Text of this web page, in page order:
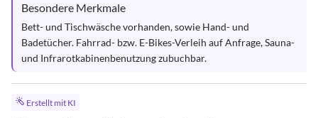
Besondere Merkmale
Bett- und Tischwäsche vorhanden, sowie Hand- und
Badetücher. Fahrrad- bzw. E-Bikes-Verleih auf Anfrage, Sauna-
und Infrarotkabinenbenutzung zubuchbar.
Erstellt mit KI